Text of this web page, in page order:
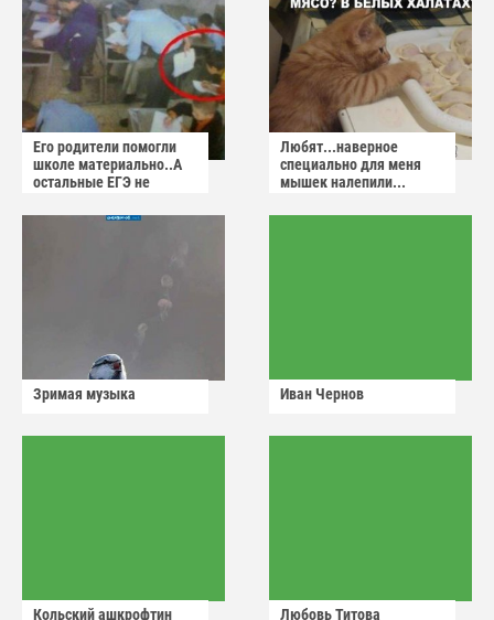
Его родители помогли
школе материально..А
остальные ЕГЭ не
Любят...наверное
специально для меня
мышек налепили...
Зримая музыка Иван Чернов
Кольский ашкрофтин Любовь Титова